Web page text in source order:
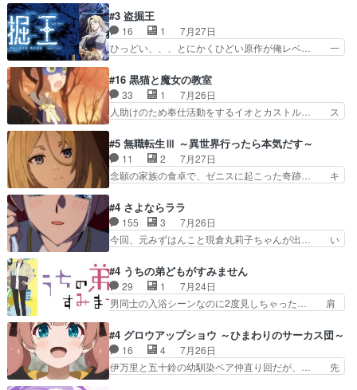
うございました！アリとセイ… ごめん、そういう
話がしたい作品じゃないの… 第４話感想：その口
止め効果あるかな？ミミ…
カノ版ラブライブ！？こういうのは人… 俺、みん
なのレッスン動画をDVDが焼きき… アナウンス
役で出演いたしましたみんなのア… 恋太郎ファミ
リーがガチでアイドルに挑戦！… ギャグギャグし
カノGirlfrien… 『アイドル伝説恋太郎ファミリ
ー』にて「ア… 安木路佐ウル子役で出演いたしま
したクォリ…
#3 盗掘王
16 1
7月27日
ひっどい、、、とにかくひどい原作が俺レベ… 一
美咲さんと言えば幼女！アイマスの市原… 遼河は
目的の為には人命も軽視するタイプの… 4つのス
キルが揃う。広い墓を捜索中、遼河… 村正はそん
なおどろおどろしいエピソードあ… 気持ちよくし
レベのアニメ制作を日本に奪… 予言で正体がバレ
る、もう騙し討ちは出来な… 村正の墓、アニメで
見ると一杯で怖いな。ア…
#16 黒猫と魔女の教室
33 1
7月26日
人助けのため奉仕活動をするイオとカストル… ス
とカストルの共通点は、魔法の制御が出… 椋鳥の
大群て…住民から迷惑がられてない？… キングコ
ングor進撃の巨人牡羊座のアルデ… スピカ・イ
オ・カストルという組み合わせ。… 有り余るパワ
みかたが雑になってきてるな… イキりカストルは
怖がりやったかあスピカな… 鏡の世界への突入と
新たな依頼サブタイトル…
#5 無職転生Ⅲ ～異世界行ったら本気だす～
11 2
7月27日
念願の家族の食卓で、ゼニスに起こった奇跡… キ
ナリーゼの悪魔の囁きwクリフとエリナ… 悪魔の
囁きやめてくださいwおい、1番重要… ゼニスも
感情が出てきてて良い方向に進んで… 第５話を
ABEMAで視聴しました。視聴に… クリフとエリ
相変わらずで草ルディ君釣り… ルーデウスにシル
フィエットとロキシーとの… 離れ離れになったり
別れがあったり絶望の大…
#4 さよならララ
155 3
7月26日
今回、元みずはんこと現倉丸莉子ちゃんが出… い
様とは...本当の愛とは...なんぞ… テンポの良いボ
ケとツッコミで笑わせつつ、… この作品、ストー
リーにも登場人物にも全く… 家で机に向かってる
時の貧乏ゆすりとか、ラ… お姉ちゃんと話せ
に、ララは何を思うのだ… 息をするかのように3
話まで視聴。2026… ララの王子様探しが本格的
に動き出した回。…
#4 うちの弟どもがすみません
29 1
7月24日
男同士の入浴シーンなのに2度見しちゃった… 肩
散歩って逃げるよね！糸と類を助けよう… 類の面
倒見るのが1番大変そう糸は誰とでも… 源くんを
甘えさせるまでの糸と周りの出来事… 源くん、甘
えちゃうぞ宣言。思ったよりラブ… 糸ちゃんのま
#4 グロウアップショウ ～ひまわりのサーカス団～
16 4
7月26日
伊万里と五十鈴の幼馴染ペア仲直り回だが、… 先